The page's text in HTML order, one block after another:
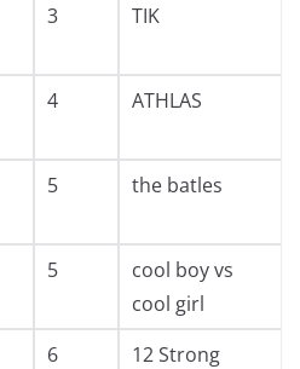
3 TIK
4 ATHLAS
5 the batles
5
cool boy vs
cool girl
6 12 Strong